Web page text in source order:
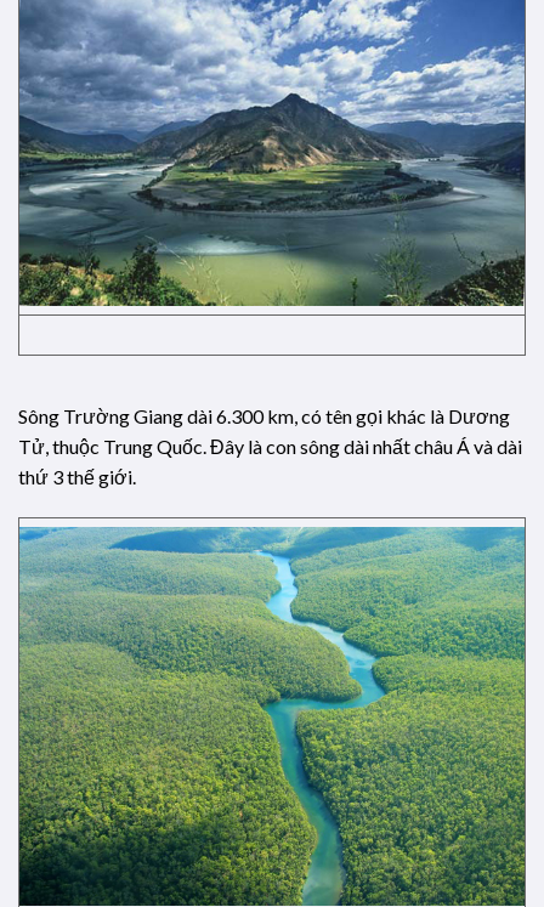
Sông Trường Giang dài 6.300 km, có tên gọi khác là Dương
Tử, thuộc Trung Quốc. Đây là con sông dài nhất châu Á và dài
thứ 3 thế giới.